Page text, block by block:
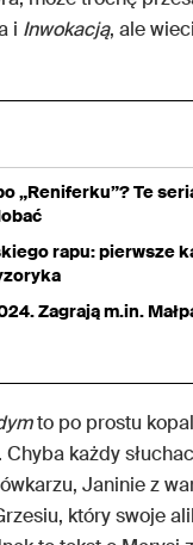
i Inwokacją, ale
„Reniferku”? Te
rapu: pierwsze
Zagrają m.in.
to po prostu
każdy
Janinie z
który swoje